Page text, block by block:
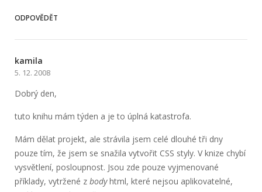
ODPOVĚDĚT
kamila
5. 12. 2008
Dobrý den,
tuto knihu mám týden a je to úplná katastrofa.
Mám dělat projekt, ale strávila jsem celé dlouhé tři dny
pouze tím, že jsem se snažila vytvořit CSS styly. V knize chybí
vysvětlení, posloupnost. Jsou zde pouze vyjmenované
příklady, vytržené z bodyhtml, které nejsou aplikovatelné,